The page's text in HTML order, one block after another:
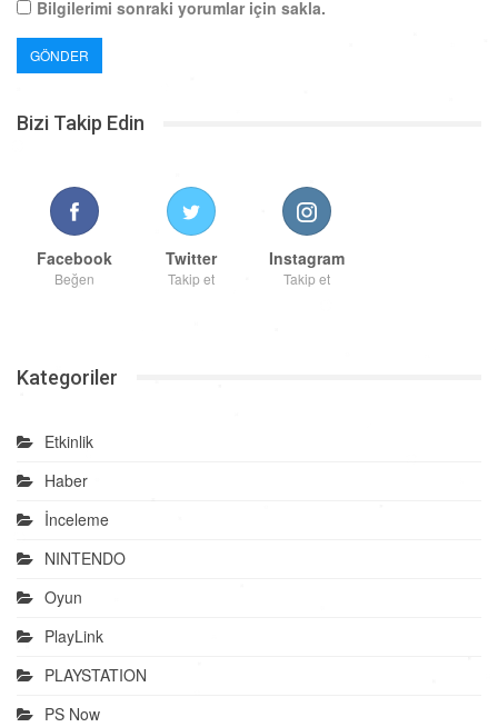
Bilgilerimi sonraki yorumlar için sakla.
Bizi Takip Edin
Facebook
Beğen
Twitter
Takip et
Instagram
Takip et
Kategoriler
Etkinlik
Haber
İnceleme
NINTENDO
Oyun
PlayLink
PLAYSTATION
PS Now